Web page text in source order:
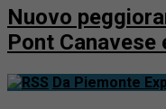
Nuovo
Pont Canavese
Da Piemonte